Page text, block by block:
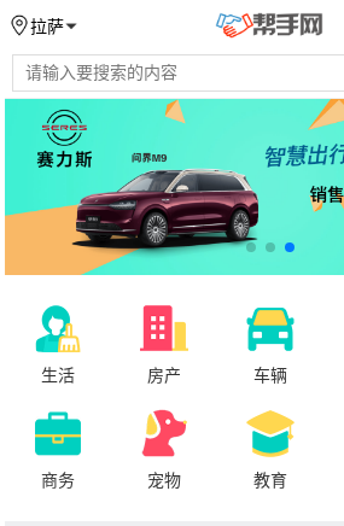
拉萨
生活 房产 车辆
商务 宠物 教育